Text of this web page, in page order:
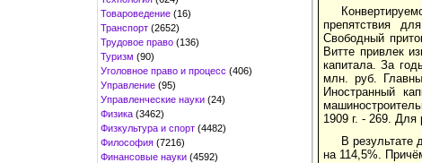
Товароведение (16)
Транспорт (2652)
Трудовое право (136)
Туризм (90)
Уголовное право и процесс (406)
Управление (95)
Управленческие науки (24)
Физика (3462)
Физкультура и спорт (4482)
Философия (7216)
Финансовые науки (4592)
препятствия
Свободный
Витте привлек
капитала. За
млн. руб.
Иностранный
1909 г. - 269. Для
В результате
на 114,5%.